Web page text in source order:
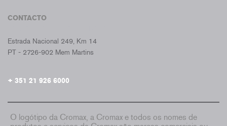
CONTACTO
Estrada Nacional 249, Km 14
PT - 2726-902 Mem Martins
+ 351 21 926 6000
O logótipo da Cromax, a Cromax e todos os nomes de